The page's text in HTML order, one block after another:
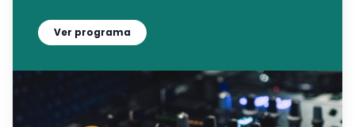
Ver programa